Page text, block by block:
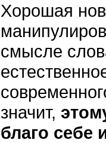
Хорошая
смысле
значит,
благо